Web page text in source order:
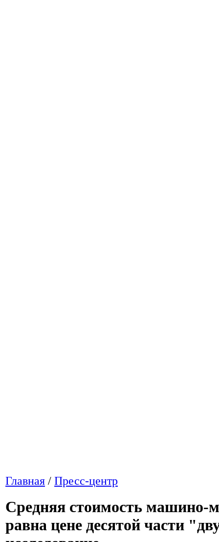
Главная / Пресс-центр
Средняя стоимость машино-
равна цене десятой части